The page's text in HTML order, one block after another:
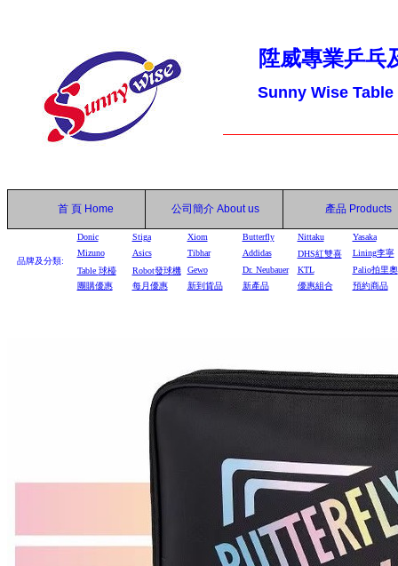
陞威專業乒乓
Sunny Wise
首 頁 Home 公司簡介 About us 產品 Products
品牌及分類:
Donic Stiga Xiom Butterfly Nittaku
Yasaka
Mizuno
Asics Tibhar Addidas DHS紅雙喜
Lining李寧
Table 球檯 Robot發球機 Gewo Dr. Neubauer KTL
Palio拍里奧
團購優惠
每月優惠 新到貨品 新產品 優惠組合 預約商品